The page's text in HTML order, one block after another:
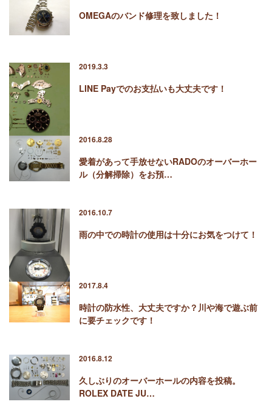
OMEGAのバンド修理を致しました！
2019.3.3
LINE Payでのお支払いも大丈夫です！
2016.8.28
愛着があって手放せないRADOのオーバーホー
ル（分解掃除）をお預…
2016.10.7
雨の中での時計の使用は十分にお気をつけて！
2017.8.4
時計の防水性、大丈夫ですか？川や海で遊ぶ前
に要チェックです！
2016.8.12
久しぶりのオーバーホールの内容を投稿。
ROLEX DATE JU…